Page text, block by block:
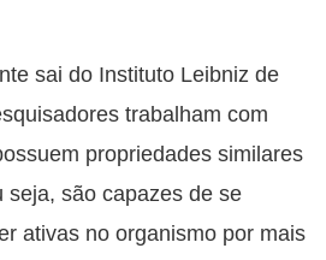
sai do Instituto Leibniz de
trabalham com
propriedades similares
seja, são capazes de se
ativas no organismo por mais